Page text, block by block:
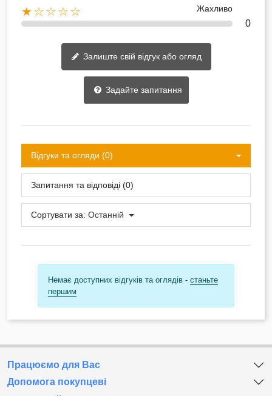
★☆☆☆☆ Жахливо
0
Залиште свій відгук або огляд
Задайте запитання
Відгуки та огляди (0)
Запитання та відповіді (0)
Сортувати за: Останній
Немає доступних відгуків та оглядів - станьте
першим
Працюємо для Вас
Допомога покупцеві